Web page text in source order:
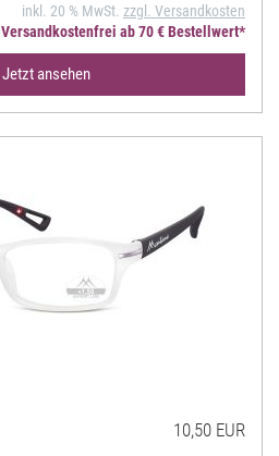
inkl. 20 % MwSt. zzgl. Versandkosten
Versandkostenfrei ab 70 € Bestellwert*
Jetzt ansehen
10,50 EUR